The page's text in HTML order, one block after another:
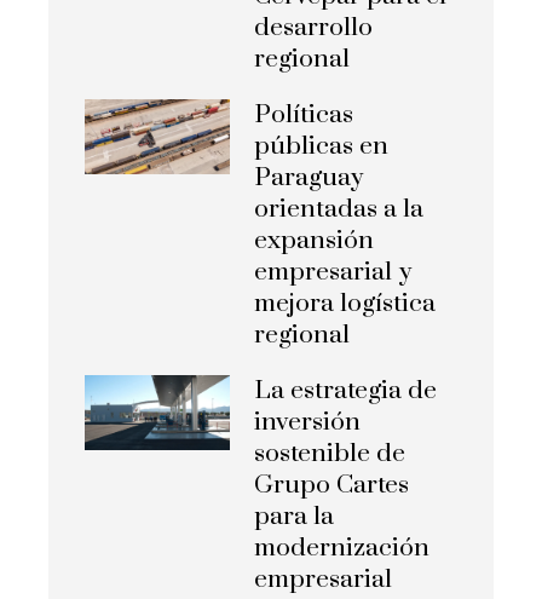
desarrollo
regional
Políticas
públicas en
Paraguay
orientadas a la
expansión
empresarial y
mejora logística
regional
La estrategia de
inversión
sostenible de
Grupo Cartes
para la
modernización
empresarial